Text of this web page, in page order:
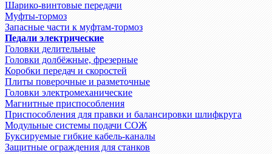
Шарико-винтовые передачи
Муфты-тормоз
Запасные части к муфтам-тормоз
Педали электрические
Головки делительные
Головки долбёжные, фрезерные
Коробки передач и скоростей
Плиты поверочные и разметочные
Головки электромеханические
Магнитные приспособления
Приспособления для правки и балансировки шлифкруга
Модульные системы подачи СОЖ
Буксируемые гибкие кабель-каналы
Защитные ограждения для станков